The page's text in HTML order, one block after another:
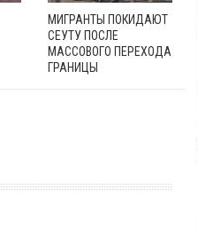
МИГРАНТЫ ПОКИДАЮТ
СЕУТУ ПОСЛЕ
МАССОВОГО ПЕРЕХОДА
ГРАНИЦЫ